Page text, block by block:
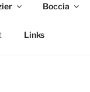
Boccia
Links